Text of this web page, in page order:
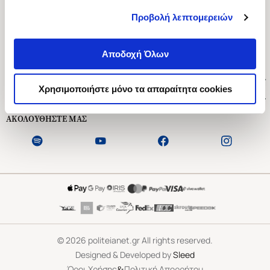
Προβολή λεπτομερειών
Αποδοχή Όλων
Χρησιμοποιήστε μόνο τα απαραίτητα cookies
Ασκληπιού 1-3, Αθήνα 106 79
Δευτέρα - Παρασκευή 09:00-21:00
Εξυπηρέτηση Πελατών
ΑΚΟΛΟΥΘΗΣΤΕ ΜΑΣ
©2026 politeianet.gr All rights reserved.
Designed & Developed bySleed